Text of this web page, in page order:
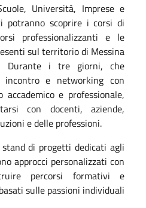
Università, Imprese e
potranno scoprire i corsi di
professionalizzanti e le
sul territorio di Messina
Durante i tre giorni, che
incontro e networking con
e professionale,
con docenti, aziende,
e delle professioni.
di progetti dedicati agli
approcci personalizzati con
percorsi formativi e
sulle passioni individuali